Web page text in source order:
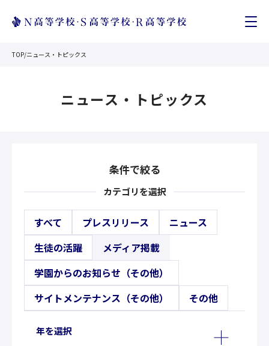
TOP/ニュース・トピックス
ニュース・トピックス
条件で絞る
カテゴリを選択
すべて プレスリリース
ニュース
生徒の活躍
メディア掲載
学園からのお知らせ（その他）
サイトメンテナンス（その他）
その他
年を選択